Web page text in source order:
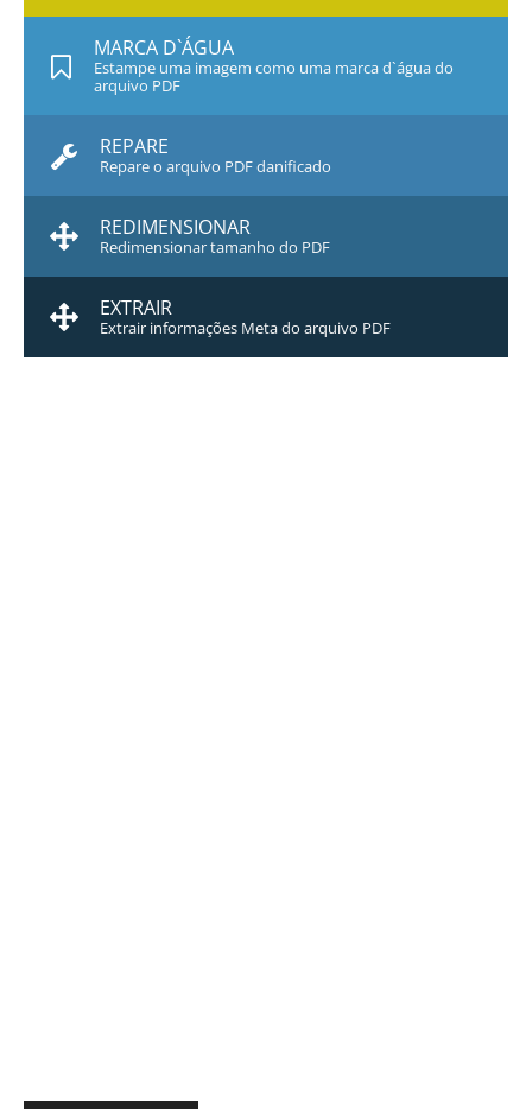
MARCA D`ÁGUA
Estampe uma imagem como uma marca d`água do
arquivo PDF
REPARE
Repare o arquivo PDF danificado
REDIMENSIONAR
Redimensionar tamanho do PDF
EXTRAIR
Extrair informações Meta do arquivo PDF